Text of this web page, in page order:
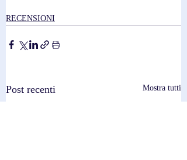
RECENSIONI
Post recenti Mostra tutti